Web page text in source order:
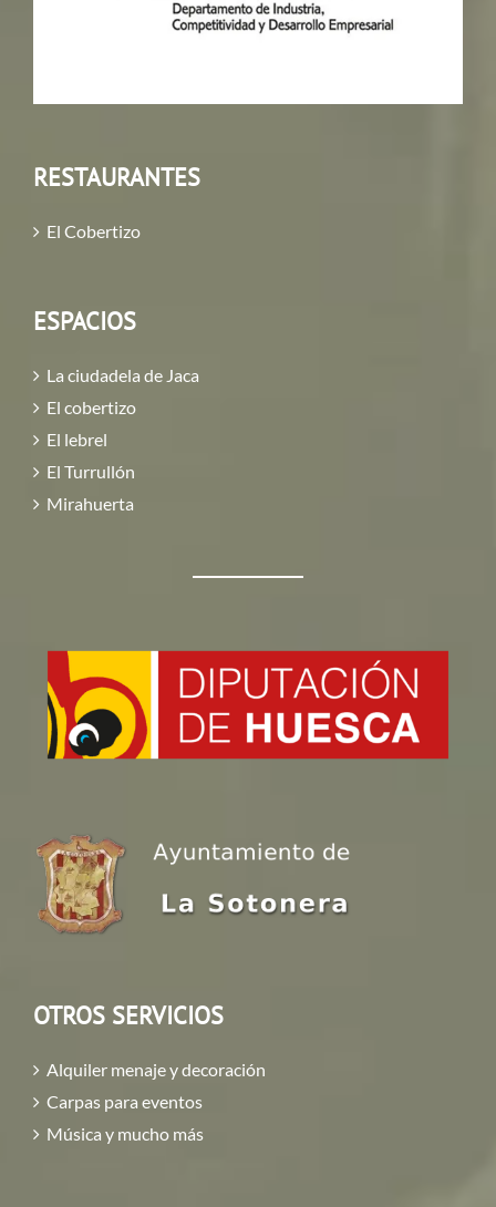
RESTAURANTES
El Cobertizo
ESPACIOS
La ciudadela de Jaca
El cobertizo
El lebrel
El Turrullón
Mirahuerta
OTROS SERVICIOS
Alquiler menaje y decoración
Carpas para eventos
Música y mucho más